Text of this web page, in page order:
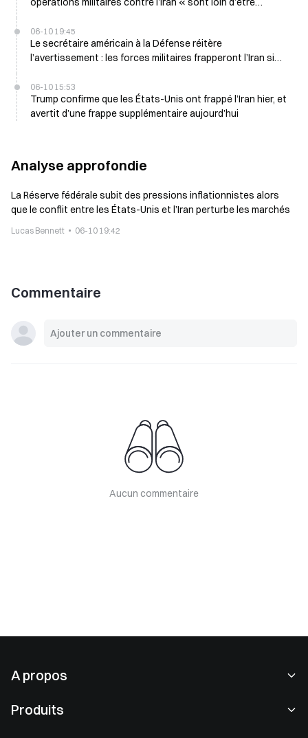
06-10 19:45
Le secrétaire américain à la Défense réitère
l’avertissement : les forces militaires frapperont l’Iran si
06-10 15:53
Trump confirme que les États-Unis ont frappé l’Iran hier, et
avertit d’une frappe supplémentaire aujourd’hui
Analyse approfondie
La Réserve fédérale subit des pressions inflationnistes alors
que le conflit entre les États-Unis et l’Iran perturbe les marchés
Lucas Bennett 06-10 19:42
Commentaire
Aucun commentaire
A propos
Produits